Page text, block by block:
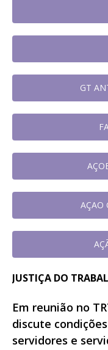
GT
AÇAO
JUSTIÇA DO
Em reunião no
discute
servidores e